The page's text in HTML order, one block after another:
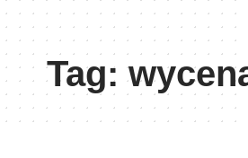
Tag: